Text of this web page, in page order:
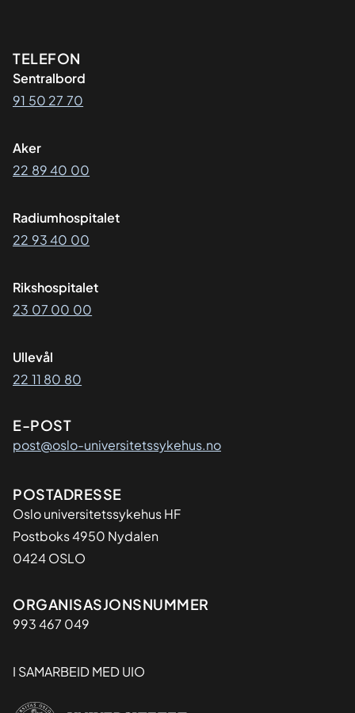
Kontaktinformasjon
TELEFON
Sentralbord
91 50 27 70
Aker
22 89 40 00
Radiumhospitalet
22 93 40 00
Rikshospitalet
23 07 00 00
Ullevål
22 11 80 80
E-POST
post@oslo-universitetssykehus.no
Adresse
POSTADRESSE
Oslo universitetssykehus HF
Postboks 4950 Nydalen
0424 OSLO
Organisasjon
ORGANISASJONSNUMMER
993 467 049
I SAMARBEID MED UIO